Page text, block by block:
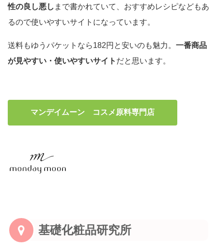
性の良し悪し まで書かれていて、おすすめレシピなどもあ
るので使いやすいサイトになっています。
送料もゆうパケットなら182円と安いのも魅力。 一番商品
が見やすい・使いやすいサイト だと思います。
マンデイムーン コスメ原料専門店
基礎化粧品研究所